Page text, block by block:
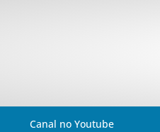
Canal no Youtube